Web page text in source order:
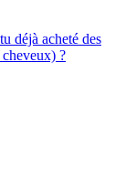
déjà acheté des
?